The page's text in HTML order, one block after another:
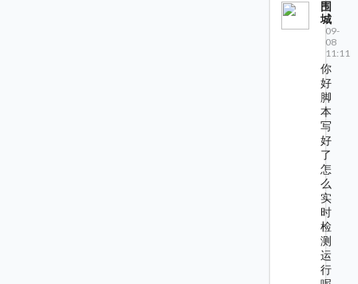
围
城
09-
08
11:11
你
好
脚
本
写
好
了
怎
么
实
时
检
测
运
行